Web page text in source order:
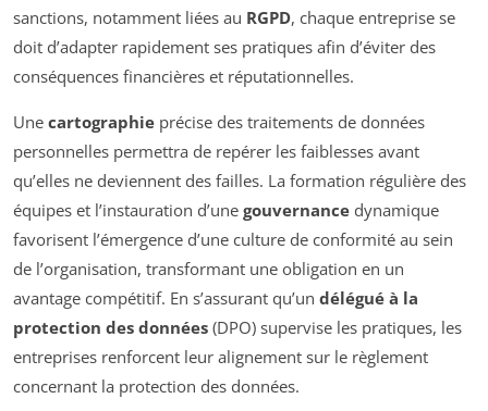
sanctions, notamment liées au RGPD, chaque entreprise se
doit d’adapter rapidement ses pratiques afin d’éviter des
conséquences financières et réputationnelles.
Une cartographie précise des traitements de données
personnelles permettra de repérer les faiblesses avant
qu’elles ne deviennent des failles. La formation régulière des
équipes et l’instauration d’une gouvernance dynamique
favorisent l’émergence d’une culture de conformité au sein
de l’organisation, transformant une obligation en un
avantage compétitif. En s’assurant qu’un délégué à la
protection des données (DPO) supervise les pratiques, les
entreprises renforcent leur alignement sur le règlement
concernant la protection des données.